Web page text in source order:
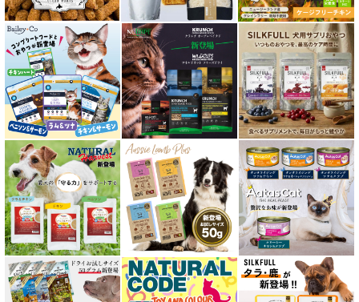
口腔内・喉ケア対応商品 猫用
食欲サポート対応キャットフード
肝臓ケア対応キャットフード
免疫サポート 猫用
低脂肪 ドライフード for CAT
水分補給用ウェットフード for CAT
特集 穀物不使用 キャットフード（ドライ）